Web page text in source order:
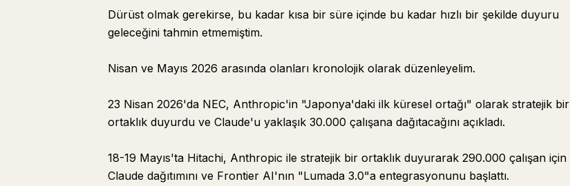
Dürüst olmak gerekirse, bu kadar kısa bir süre içinde bu kadar hızlı bir şekilde duyuru
geleceğini tahmin etmemiştim.
Nisan ve Mayıs 2026 arasında olanları kronolojik olarak düzenleyelim.
23 Nisan 2026'da NEC, Anthropic'in "Japonya'daki ilk küresel ortağı" olarak stratejik bir
ortaklık duyurdu ve Claude'u yaklaşık 30.000 çalışana dağıtacağını açıkladı.
18-19 Mayıs'ta Hitachi, Anthropic ile stratejik bir ortaklık duyurarak 290.000 çalışan için
Claude dağıtımını ve Frontier AI'nın "Lumada 3.0"a entegrasyonunu başlattı.